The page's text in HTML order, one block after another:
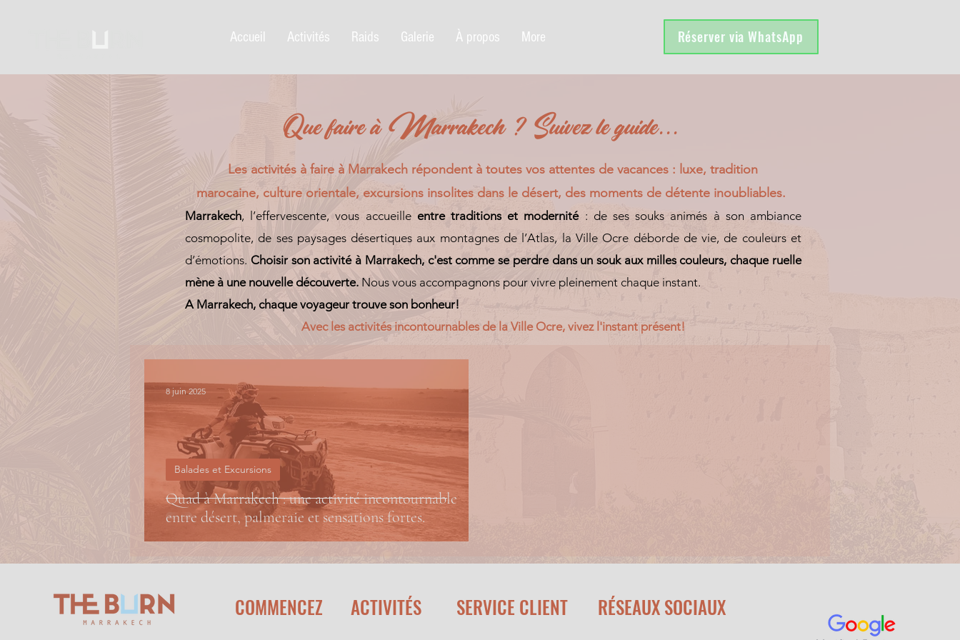
Accueil Activités Raids Galerie À propos More Réserver via WhatsApp
Que faire à Marrakech ? Suivez le guide...
Les activités à faire à Marrakech répondent à toutes vos attentes de vacances : luxe, tradition
marocaine, culture orientale, excursions insolites dans le désert, des moments de détente inoubliables.
Marrakech, l’effervescente, vous accueille entre traditions et modernité: de ses souks animés à son ambiance
cosmopolite, de ses paysages désertiques aux montagnes de l’Atlas, la Ville Ocre déborde de vie, de couleurs et
d’émotions. Choisir son activité à Marrakech, c'est comme se perdre dans un souk aux milles couleurs, chaque ruelle
mène à une nouvelle découverte. Nous vous accompagnons pour vivre pleinement chaque instant.
A Marrakech, chaque voyageur trouve son bonheur!
Avec les activités incontournables de la Ville Ocre, vivez l'instant présent!
Quad à Marrakech : une activité incontournable
entre désert, palmeraie et sensations fortes.
Balades et Excursions
8 juin 2025
COMMENCEZ ACTIVITÉS SERVICE CLIENT RÉSEAUX SOCIAUX